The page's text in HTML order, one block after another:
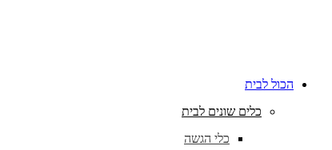
הכול לבית
כלים שונים לבית
כלי הגשה